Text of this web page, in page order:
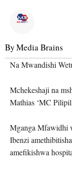
ByMedia Brains
Na Mwandishi
Mchekeshaji na
Mathias ‘MC
Mganga Mfawidhi
Ibenzi
amefikishwa